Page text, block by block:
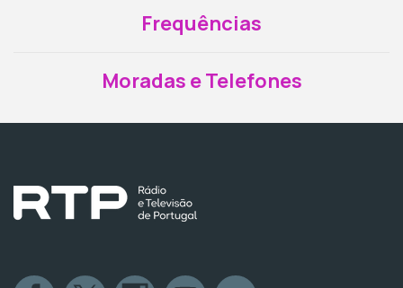
Frequências
Moradas e Telefones